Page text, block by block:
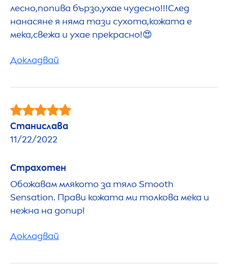
лесно,попива бързо,ухае чудесно!!!След
нанасяне я няма тази сухота,кожата е
мека,свежа и ухае прекрасно!😍
Докладвай
Станислава
11/22/2022
Страхотен
Обожавам млякото за тяло Smooth
Sensation. Прави кожата ми толкова мека и
нежна на допир!
Докладвай